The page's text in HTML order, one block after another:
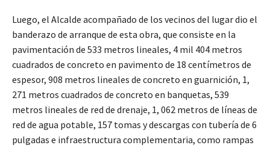
Luego, el Alcalde acompañado de los vecinos del lugar dio el
banderazo de arranque de esta obra, que consiste en la
pavimentación de 533 metros lineales, 4 mil 404 metros
cuadrados de concreto en pavimento de 18 centímetros de
espesor, 908 metros lineales de concreto en guarnición, 1,
271 metros cuadrados de concreto en banquetas, 539
metros lineales de red de drenaje, 1, 062 metros de líneas de
red de agua potable, 157 tomas y descargas con tubería de 6
pulgadas e infraestructura complementaria, como rampas